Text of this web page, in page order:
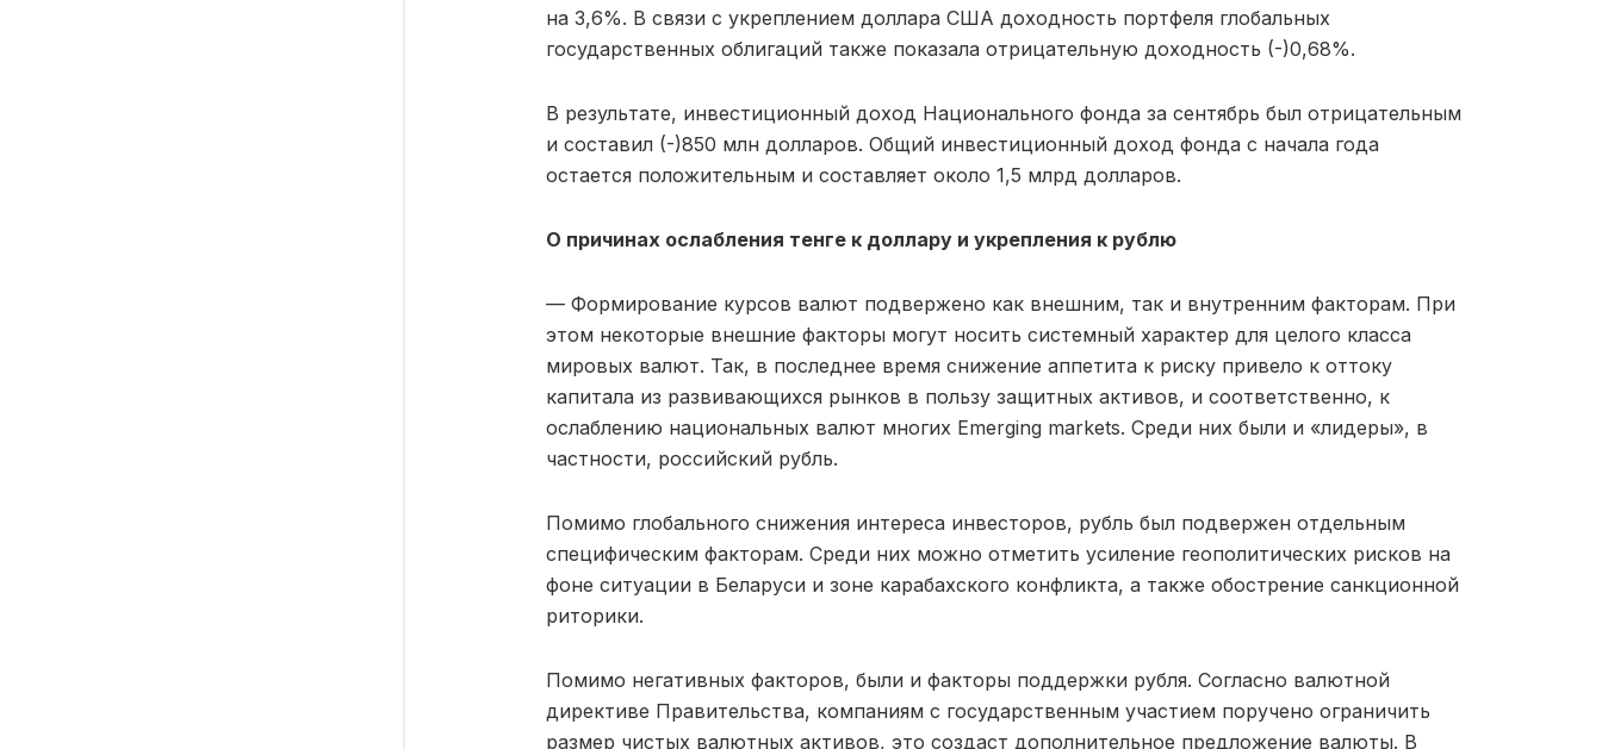
на 3,6%. В связи с укреплением доллара США доходность портфеля глобальных
государственных облигаций также показала отрицательную доходность (-)0,68%.
В результате, инвестиционный доход Национального фонда за сентябрь был отрицательным
и составил (-)850 млн долларов. Общий инвестиционный доход фонда с начала года
остается положительным и составляет около 1,5 млрд долларов.
О причинах ослабления тенге к доллару и укрепления к рублю
— Формирование курсов валют подвержено как внешним, так и внутренним факторам. При
этом некоторые внешние факторы могут носить системный характер для целого класса
мировых валют. Так, в последнее время снижение аппетита к риску привело к оттоку
капитала из развивающихся рынков в пользу защитных активов, и соответственно, к
ослаблению национальных валют многих Emerging markets. Среди них были и «лидеры», в
частности, российский рубль.
Помимо глобального снижения интереса инвесторов, рубль был подвержен отдельным
специфическим факторам. Среди них можно отметить усиление геополитических рисков на
фоне ситуации в Беларуси и зоне карабахского конфликта, а также обострение санкционной
риторики.
Помимо негативных факторов, были и факторы поддержки рубля. Согласно валютной
директиве Правительства, компаниям с государственным участием поручено ограничить
размер чистых валютных активов, это создаст дополнительное предложение валюты. В